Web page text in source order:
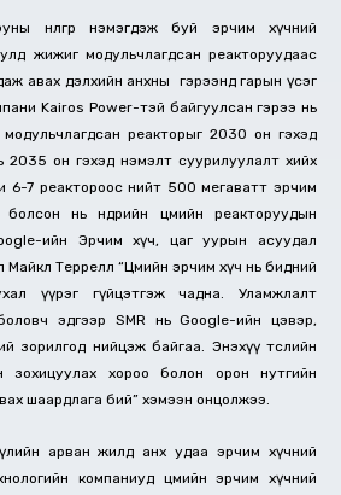
нөлөөгөөр нэмэгдэж буй эрчим хүчний
жижиг модульчлагдсан реакторуудаас
авах дэлхийн анхны гэрээнд гарын үсэг
Kairos Power-тэй байгуулсан гэрээ нь
реакторыг 2030 он гэхэд
2035 он гэхэд нэмэлт суурилуулалт хийх
6-7 реактороос нийт 500 мегаватт эрчим
нь өнөөдрийн цөмийн реакторуудын
ийн Эрчим хүч, цаг уурын асуудал
Майкл Террелл “Цөмийн эрчим хүч нь бидний
үүрэг гүйцэтгэж чадна. Уламжлалт
эдгээр SMR нь Google-ийн цэвэр,
зорилгод нийцэж байгаа. Энэхүү төслийн
зохицуулах хороо болон орон нутгийн
авах шаардлага бий” хэмээн онцолжээ.
арван жилд анх удаа эрчим хүчний
компаниуд цөмийн эрчим хүчний